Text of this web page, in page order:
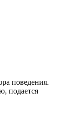
поведения.
подается